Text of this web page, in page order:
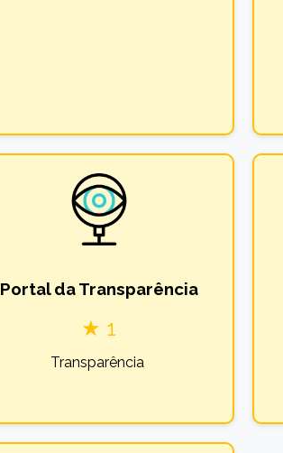
Portal da Transparência
★ 1
Transparência